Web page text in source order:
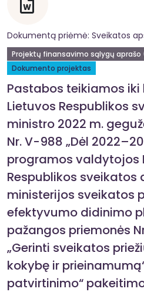
Dokumentą priėmė: Sveikatos
Projektų finansavimo sąlygų aprašo
Dokumento projektas
Pastabos teikiamos iki
Lietuvos Respublikos
ministro 2022 m.
Nr. V-988 „Dėl
programos valdytojos
Respublikos sveikatos
ministerijos sveikatos
efektyvumo didinimo
pažangos priemonės
„Gerinti sveikatos
kokybę ir
patvirtinimo“